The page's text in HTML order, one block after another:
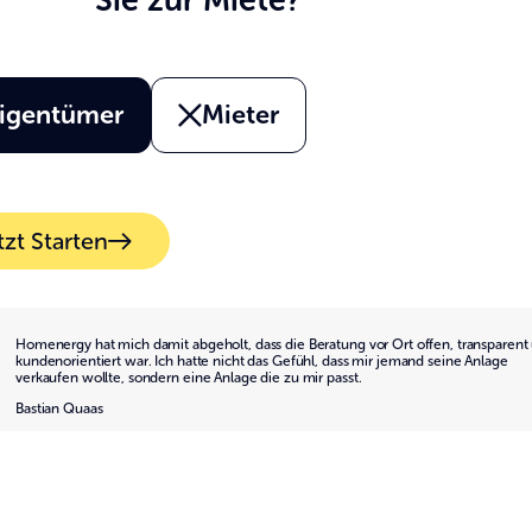
Mieter
Starten
Homenergy hat mich damit abgeholt, dass die Beratung vor Ort offen, transparent
kundenorientiert war. Ich hatte nicht das Gefühl, dass mir jemand seine Anlage
verkaufen wollte, sondern eine Anlage die zu mir passt.
Bastian Quaas